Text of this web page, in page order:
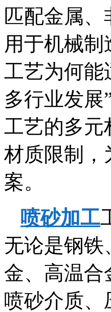
匹配金属
用于机械
工艺为何能
多行业发展
工艺的多元
材质限制，
案。
喷砂加工
无论是钢
金、高温合
喷砂介质、